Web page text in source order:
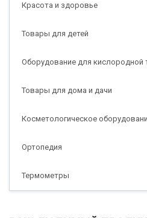
Красота и здоровье
Товары для детей
Оборудование для кислородной
Товары для дома и дачи
Косметологическое
Ортопедия
Термометры